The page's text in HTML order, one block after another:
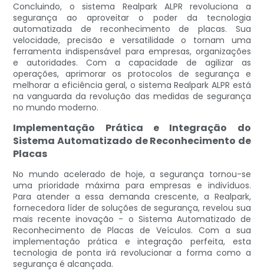
Concluindo, o sistema Realpark ALPR revoluciona a
segurança ao aproveitar o poder da tecnologia
automatizada de reconhecimento de placas. Sua
velocidade, precisão e versatilidade o tornam uma
ferramenta indispensável para empresas, organizações
e autoridades. Com a capacidade de agilizar as
operações, aprimorar os protocolos de segurança e
melhorar a eficiência geral, o sistema Realpark ALPR está
na vanguarda da revolução das medidas de segurança
no mundo moderno.
Implementação Prática e Integração do
Sistema Automatizado de Reconhecimento de
Placas
No mundo acelerado de hoje, a segurança tornou-se
uma prioridade máxima para empresas e indivíduos.
Para atender a essa demanda crescente, a Realpark,
fornecedora líder de soluções de segurança, revelou sua
mais recente inovação - o Sistema Automatizado de
Reconhecimento de Placas de Veículos. Com a sua
implementação prática e integração perfeita, esta
tecnologia de ponta irá revolucionar a forma como a
segurança é alcançada.